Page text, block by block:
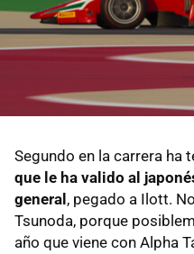
Segundo en la carrera ha
que le ha valido al
general , pegado a Ilott.
Tsunoda, porque
año que viene con Alpha